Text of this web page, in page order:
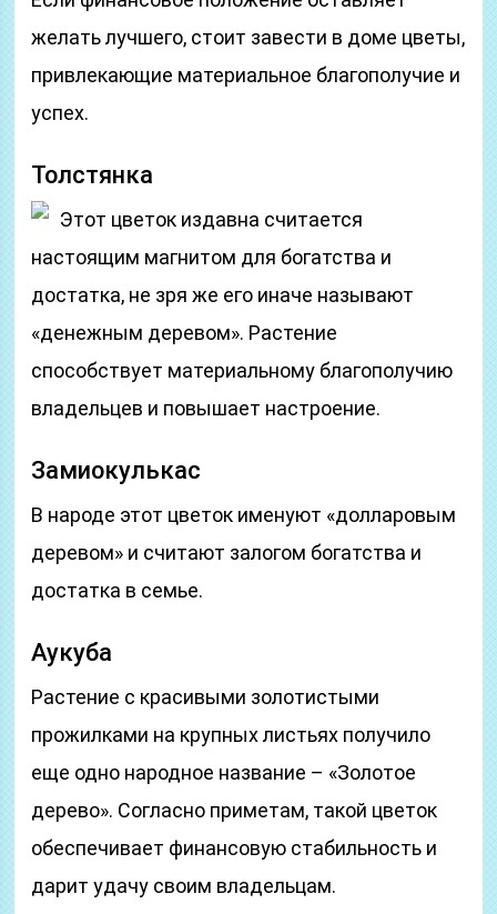
желать лучшего, стоит завести в доме цветы,
привлекающие материальное благополучие и
успех.
Толстянка
Этот цветок издавна считается
настоящим магнитом для богатства и
достатка, не зря же его иначе называют
«денежным деревом». Растение
способствует материальному благополучию
владельцев и повышает настроение.
Замиокулькас
В народе этот цветок именуют «долларовым
деревом» и считают залогом богатства и
достатка в семье.
Аукуба
Растение с красивыми золотистыми
прожилками на крупных листьях получило
еще одно народное название – «Золотое
дерево». Согласно приметам, такой цветок
обеспечивает финансовую стабильность и
дарит удачу своим владельцам.